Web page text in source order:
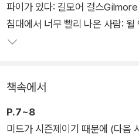
고야 마는 건 그 이야기 속에서 울
들이다. 하나같이 결핍을 지닌,
현실의 우리 모습으로 포개지고 번
이 불가해한 삶의 끝은 절망일 수
미드를 통해 어딘가에 반드시 존
런 의미에서 미드는 지금의 그를
파이가 있다: 길모어 걸스Gilmore
침대에서 너무 빨리 나온 사람:
책속에서
P.7~8
미드가 시즌제이기 때문에 (다음